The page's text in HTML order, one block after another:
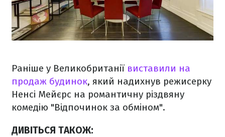
Раніше у Великобританії виставили на
продаж будинок, який надихнув режисерку
Ненсі Мейєрс на романтичну різдвяну
комедію "Відпочинок за обміном".
ДИВІТЬСЯ ТАКОЖ: